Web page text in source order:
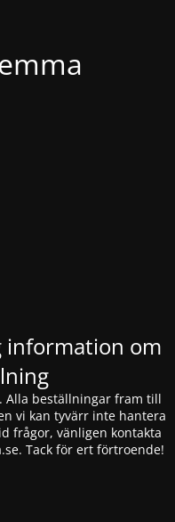
information om
Alla beställningar fram till
vi kan tyvärr inte hantera
frågor, vänligen kontakta
. Tack för ert förtroende!